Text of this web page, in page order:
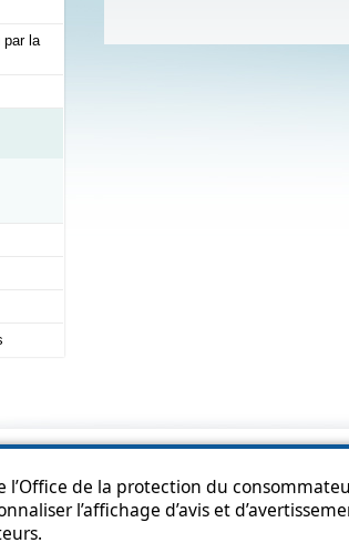
de la protection du
l’affichage d’avis et
par la